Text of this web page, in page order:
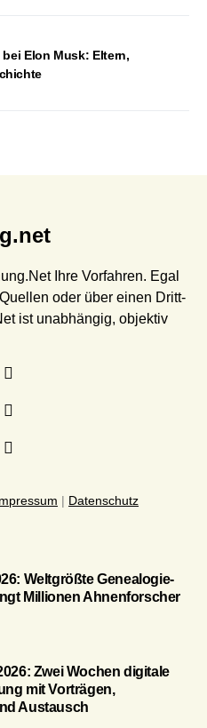
Elon Musk: Eltern,
Ihre Vorfahren. Egal
oder über einen Dritt-
ist unabhängig, objektiv
| Datenschutz
Weltgrößte Genealogie-
Millionen Ahnenforscher
Zwei Wochen digitale
mit Vorträgen,
Austausch